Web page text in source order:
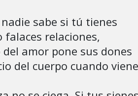
sabe si tú tienes
falaces relaciones,
amor pone sus dones
del cuerpo cuando